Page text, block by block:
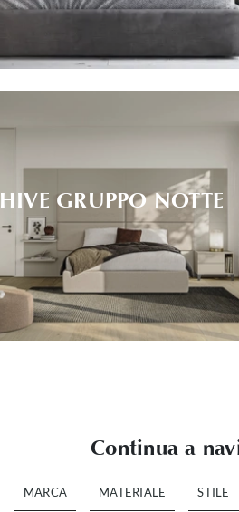
HIVE GRUPPO NOTTE
Continua a
MARCA MATERIALE STILE